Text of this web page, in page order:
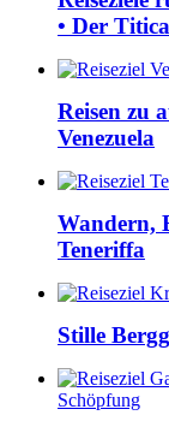
• Der
Reisen zu
Venezuela
Wandern,
Teneriffa
Stille